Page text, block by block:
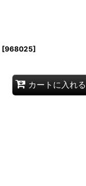
[968025]
カートに入れる